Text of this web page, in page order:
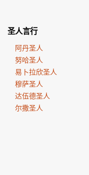
圣人言行
阿丹圣人
努哈圣人
易卜拉欣圣人
穆萨圣人
达伍德圣人
尔撒圣人